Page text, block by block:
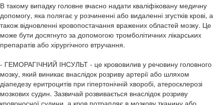
В такому випадку головне вчасно надати кваліфіковану медичну
допомогу, яка полягає у розчиненні або видаленні згустків крові, а
також відновленні кровопостачання вражених областей мозку. Це
може бути досягнуто за допомогою тромболітичних лікарських
препаратів або хірургічного втручання.
- ГЕМОРАГІЧНИЙ ІНСУЛЬТ - це крововилив у речовину головного
мозку, який виникає внаслідок розриву артерії або шляхом
діапедезу еритроцитів при гіпертонічній хворобі, атеросклерозі
мозкових судин. Зазвичай розвивається внаслідок розриву